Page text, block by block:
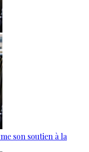
son soutien à la